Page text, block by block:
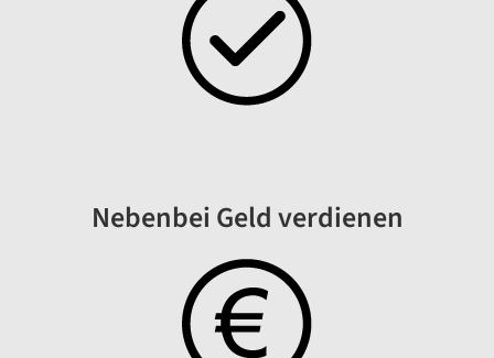
Nebenbei Geld verdienen